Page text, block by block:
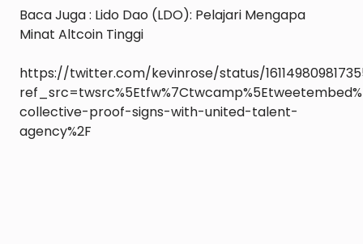
Baca Juga : Lido Dao (LDO): Pelajari Mengapa
Minat Altcoin Tinggi
https://twitter.com/kevinrose/status/
collective-proof-signs-with-united-talent-
agency%2F